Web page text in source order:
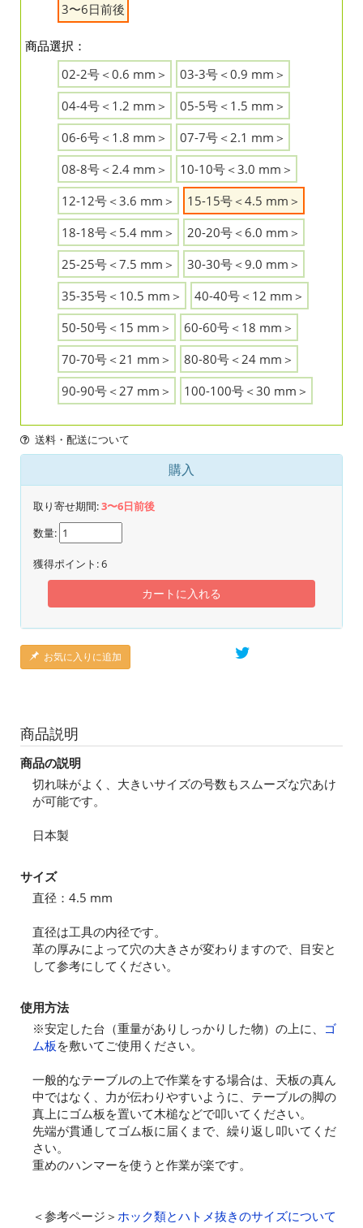
3〜6日前後
商品選択：
02-2号＜0.6 mm＞
03-3号＜0.9 mm＞
04-4号＜1.2 mm＞
05-5号＜1.5 mm＞
06-6号＜1.8 mm＞
07-7号＜2.1 mm＞
08-8号＜2.4 mm＞
10-10号＜3.0 mm＞
12-12号＜3.6 mm＞
15-15号＜4.5 mm＞
18-18号＜5.4 mm＞
20-20号＜6.0 mm＞
25-25号＜7.5 mm＞
30-30号＜9.0 mm＞
35-35号＜10.5 mm＞
40-40号＜12 mm＞
50-50号＜15 mm＞
60-60号＜18 mm＞
70-70号＜21 mm＞
80-80号＜24 mm＞
90-90号＜27 mm＞
100-100号＜30 mm＞
送料・配送について
購入
取り寄せ期間:3〜6日前後
数量:
獲得ポイント:6
カートに入れる
お気に入りに追加
商品説明
商品の説明
切れ味がよく、大きいサイズの号数もスムーズな穴あけ
が可能です。
日本製
サイズ
直径：4.5 mm
直径は工具の内径です。
革の厚みによって穴の大きさが変わりますので、目安と
して参考にしてください。
使用方法
※安定した台（重量がありしっかりした物）の上に、 ゴ
ム板 を敷いてご使用ください。
一般的なテーブルの上で作業をする場合は、天板の真ん
中ではなく、力が伝わりやすいように、テーブルの脚の
真上にゴム板を置いて木槌などで叩いてください。
先端が貫通してゴム板に届くまで、繰り返し叩いてくだ
さい。
重めのハンマーを使うと作業が楽です。
＜参考ページ＞ ホック類とハトメ抜きのサイズについて